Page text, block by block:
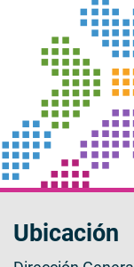
Ubicación